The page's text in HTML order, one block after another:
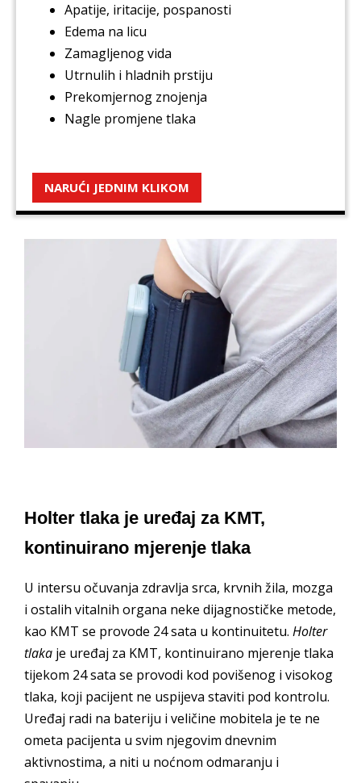
Apatije, iritacije, pospanosti
Edema na licu
Zamagljenog vida
Utrnulih i hladnih prstiju
Prekomjernog znojenja
Nagle promjene tlaka
NARUĆI JEDNIM KLIKOM
Holter tlaka je uređaj za KMT,
kontinuirano mjerenje tlaka
U intersu očuvanja zdravlja srca, krvnih žila, mozga
i ostalih vitalnih organa neke dijagnostičke metode,
kao KMT se provode 24 sata u kontinuitetu. Holter
tlaka je uređaj za KMT, kontinuirano mjerenje tlaka
tijekom 24 sata se provodi kod povišenog i visokog
tlaka, koji pacijent ne uspijeva staviti pod kontrolu.
Uređaj radi na bateriju i veličine mobitela je te ne
ometa pacijenta u svim njegovim dnevnim
aktivnostima, a niti u noćnom odmaranju i